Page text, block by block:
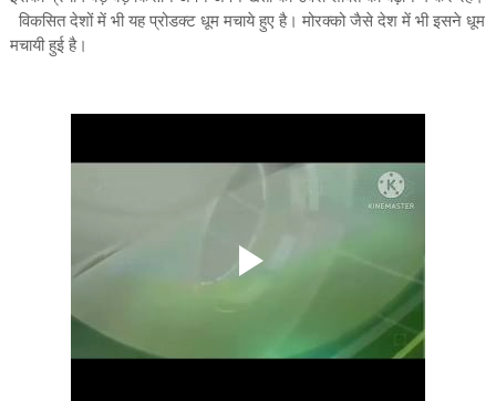
विकसित देशों में भी यह प्रोडक्ट धूम मचाये हुए है। मोरक्को जैसे देश में भी इसने धूम
मचायी हुई है।